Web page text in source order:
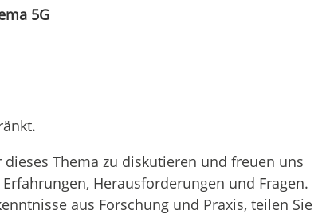
5G
Thema zu diskutieren und freuen uns
Herausforderungen und Fragen.
aus Forschung und Praxis, teilen Sie